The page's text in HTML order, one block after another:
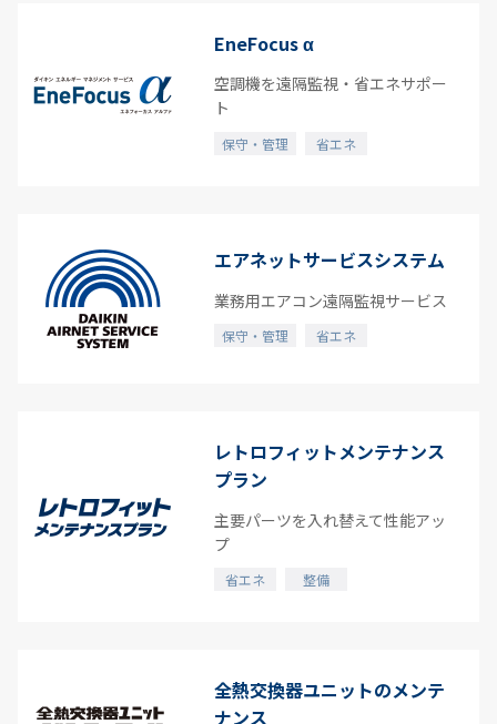
空気質・快適
EneFocus α
空調機を遠隔監視・省エネサポー
ト
保守・管理 省エネ
エアネットサービスシステム
業務用エアコン遠隔監視サービス
保守・管理 省エネ
レトロフィットメンテナンス
プラン
主要パーツを入れ替えて性能アッ
プ
省エネ 整備
全熱交換器ユニットのメンテ
ナンス